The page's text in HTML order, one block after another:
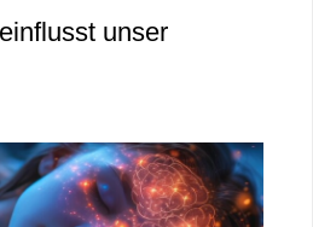
unser